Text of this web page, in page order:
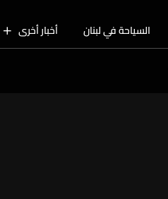
السياحة في لبنان أخبار أخرى